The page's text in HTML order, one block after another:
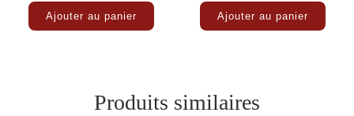
Ajouter au panier Ajouter au panier
Produits similaires